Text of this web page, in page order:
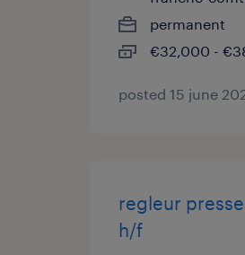
permanent
€32,000 -
posted 15 june
regleur
h/f